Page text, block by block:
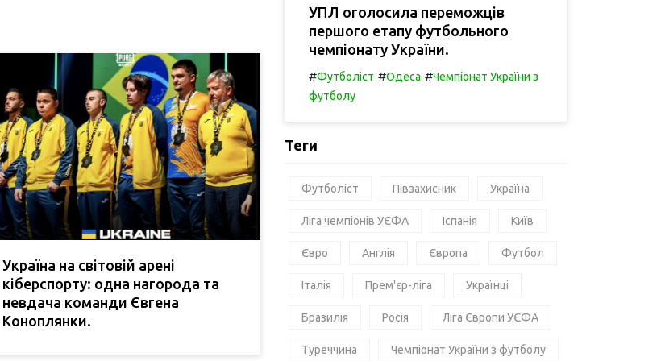
Україна на світовій арені
кіберспорту: одна нагорода та
невдача команди Євгена
Коноплянки.
УПЛ оголосила переможців
першого етапу футбольного
чемпіонату України.
#Футболіст #Одеса #Чемпіонат України з
футболу
Теги
Футболіст Півзахисник Україна
Ліга чемпіонів УЄФА Іспанія Київ
Євро Англія Європа Футбол
Італія Прем'єр-ліга Українці
Бразилія Росія Ліга Європи УЄФА
Туреччина Чемпіонат України з футболу